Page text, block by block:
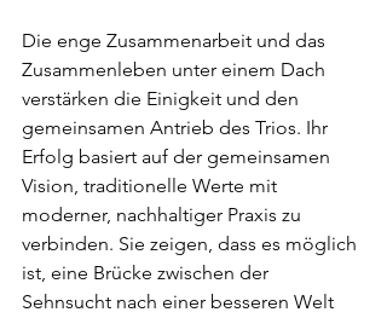
Die enge Zusammenarbeit und das
Zusammenleben unter einem Dach
verstärken die Einigkeit und den
gemeinsamen Antrieb des Trios. Ihr
Erfolg basiert auf der gemeinsamen
Vision, traditionelle Werte mit
moderner, nachhaltiger Praxis zu
verbinden. Sie zeigen, dass es möglich
ist, eine Brücke zwischen der
Sehnsucht nach einer besseren Welt